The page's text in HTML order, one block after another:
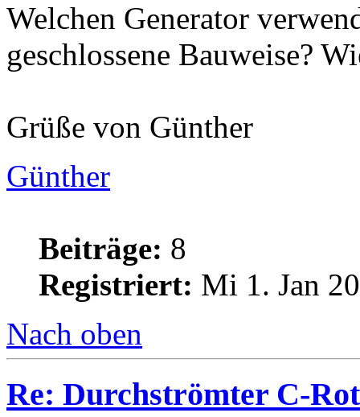
Welchen Generator
geschlossene Bauweise?
Grüße von Günther
Günther
Beiträge: 8
Registriert: Mi 1. Jan
Nach oben
Re: Durchströmter C-